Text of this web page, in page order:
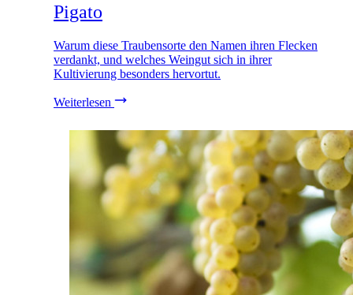
Pigato
Warum diese Traubensorte den Namen ihren Flecken
verdankt, und welches Weingut sich in ihrer
Kultivierung besonders hervortut.
Weiterlesen